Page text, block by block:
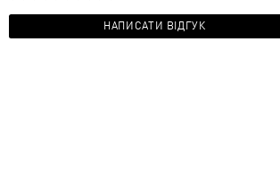
НАПИСАТИ ВІДГУК